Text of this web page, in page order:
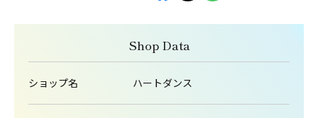
Shop Data
ショップ名 ハートダンス